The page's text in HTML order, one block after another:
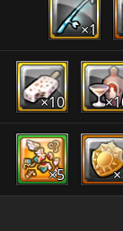
×1
×10
×5